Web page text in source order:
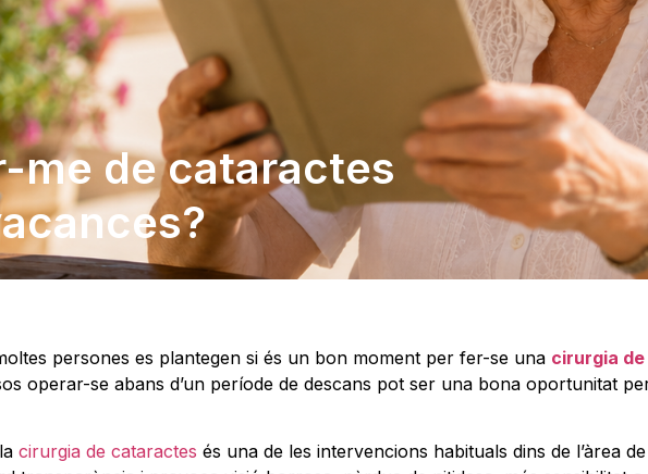
me de cataractes
persones es plantegen si és un bon moment per fer-se una cirurgia
operar-se abans d’un període de descans pot ser una bona oportunitat
cirurgia de cataractes és una de les intervencions habituals dins de l’àrea